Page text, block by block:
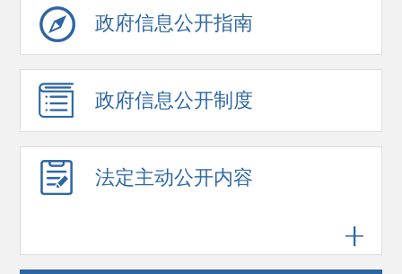
政府信息公开指南
政府信息公开制度
法定主动公开内容